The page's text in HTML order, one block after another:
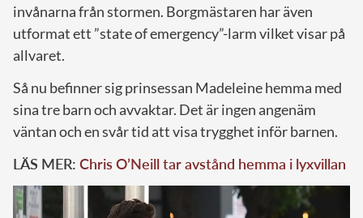
invånarna från stormen. Borgmästaren har även
utformat ett ”state of emergency”-larm vilket visar på
allvaret.
Så nu befinner sig prinsessan Madeleine hemma med
sina tre barn och avvaktar. Det är ingen angenäm
väntan och en svår tid att visa trygghet inför barnen.
LÄS MER: Chris O’Neill tar avstånd hemma i lyxvillan